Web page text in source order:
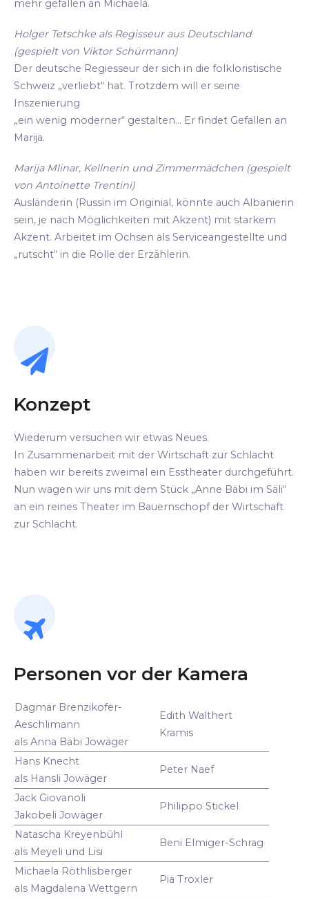
mehr gefallen an Michaela.
Holger Tetschke als Regisseur aus Deutschland
(gespielt von Viktor Schürmann)
Der deutsche Regiesseur der sich in die folkloristische
Schweiz „verliebt“ hat. Trotzdem will er seine
Inszenierung
„ein wenig moderner“ gestalten... Er findet Gefallen an
Marija.
Marija Mlinar, Kellnerin und Zimmermädchen (gespielt
von Antoinette Trentini)
Ausländerin (Russin im Originial, könnte auch Albanierin
sein, je nach Möglichkeiten mit Akzent) mit starkem
Akzent. Arbeitet im Ochsen als Serviceangestellte und
„rutscht“ in die Rolle der Erzählerin.
Konzept
Wiederum versuchen wir etwas Neues.
In Zusammenarbeit mit der Wirtschaft zur Schlacht
haben wir bereits zweimal ein Esstheater durchgeführt.
Nun wagen wir uns mit dem Stück „Anne Bäbi im Säli“
an ein reines Theater im Bauernschopf der Wirtschaft
zur Schlacht.
Personen vor der Kamera
Dagmar Brenzikofer-
Aeschlimann
als Anna Bäbi Jowäger
Edith Walthert
Kramis
Hans Knecht
als Hansli Jowäger
Peter Naef
Jack Giovanoli
Jakobeli Jowäger
Philippo Stickel
Natascha Kreyenbühl
als Meyeli und Lisi
Beni Elmiger-Schrag
Michaela Röthlisberger
als Magdalena Wettgern
Pia Troxler